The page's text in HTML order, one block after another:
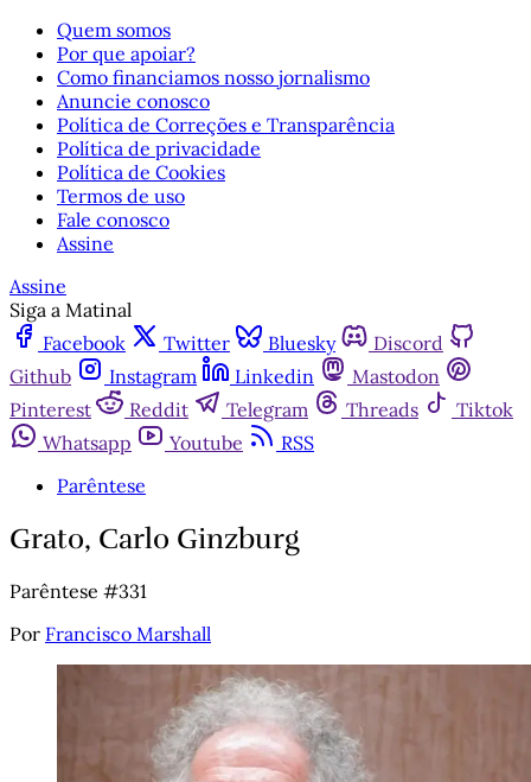
Quem somos
Por que apoiar?
Como financiamos nosso jornalismo
Anuncie conosco
Política de Correções e Transparência
Política de privacidade
Política de Cookies
Termos de uso
Fale conosco
Assine
Assine
Siga a Matinal
Facebook
Twitter Bluesky
Discord
Github
Instagram Linkedin
Mastodon
Pinterest
Reddit Telegram Threads
Tiktok
Whatsapp
Youtube
RSS
Parêntese
Grato, Carlo Ginzburg
Parêntese #331
Por Francisco Marshall